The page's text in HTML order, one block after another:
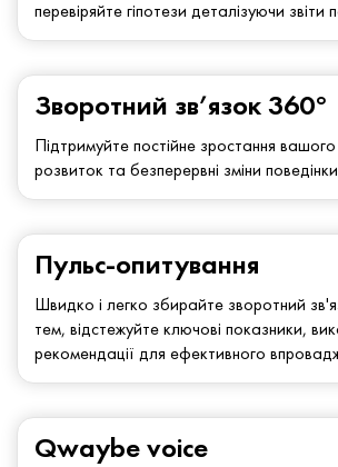
перевіряйте гіпотези деталізуючи звіти
Зворотний зв’язок 360°
Підтримуйте постійне зростання вашого
розвиток та безперервні зміни поведінки
Qwaybe voice
Пульс-опитування
Швидко і легко збирайте зворотний
тем, відстежуйте ключові показники,
рекомендації для ефективного